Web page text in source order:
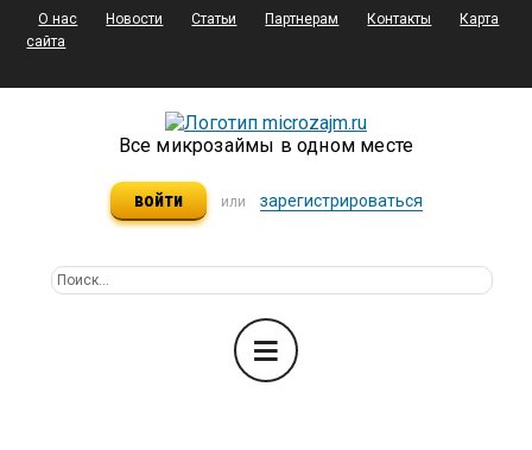
О нас Новости Статьи Партнерам Контакты
Карта
сайта
Все микрозаймы в одном месте
войти или зарегистрироваться